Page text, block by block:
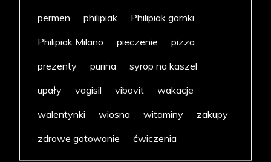
permen
philipiak
Philipiak garnki
Philipiak Milano
pieczenie
pizza
prezenty
purina
syrop na kaszel
upały
vagisil vibovit
wakacje
walentynki
wiosna witaminy
zakupy
zdrowe gotowanie
ćwiczenia